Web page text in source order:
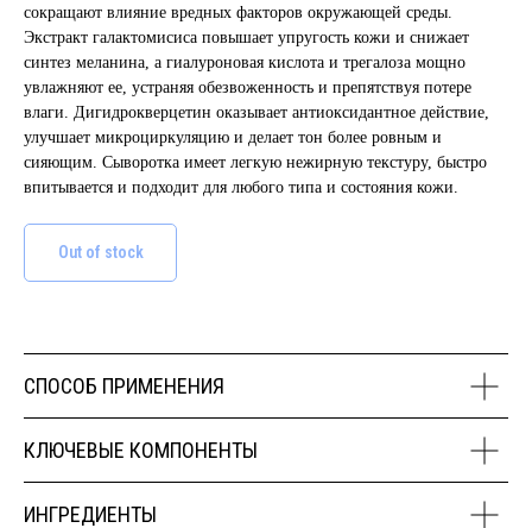
сокращают влияние вредных факторов окружающей среды.
Экстракт галактомисиса повышает упругость кожи и снижает
синтез меланина, а гиалуроновая кислота и трегалоза мощно
увлажняют ее, устраняя обезвоженность и препятствуя потере
влаги. Дигидрокверцетин оказывает антиоксидантное действие,
улучшает микроциркуляцию и делает тон более ровным и
сияющим. Сыворотка имеет легкую нежирную текстуру, быстро
впитывается и подходит для любого типа и состояния кожи.
Out of stock
СПОСОБ ПРИМЕНЕНИЯ
КЛЮЧЕВЫЕ КОМПОНЕНТЫ
ИНГРЕДИЕНТЫ